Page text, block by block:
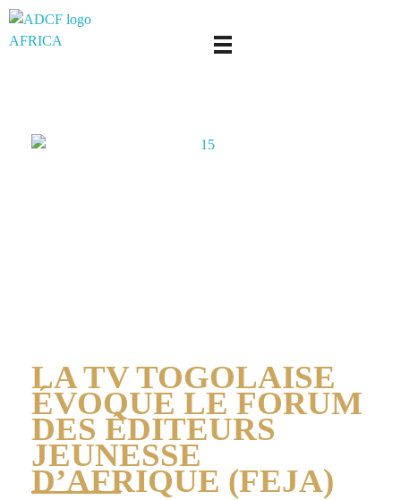
LA TV TOGOLAISE
ÉVOQUE LE FORUM
DES ÉDITEURS
JEUNESSE
D’AFRIQUE (FEJA)